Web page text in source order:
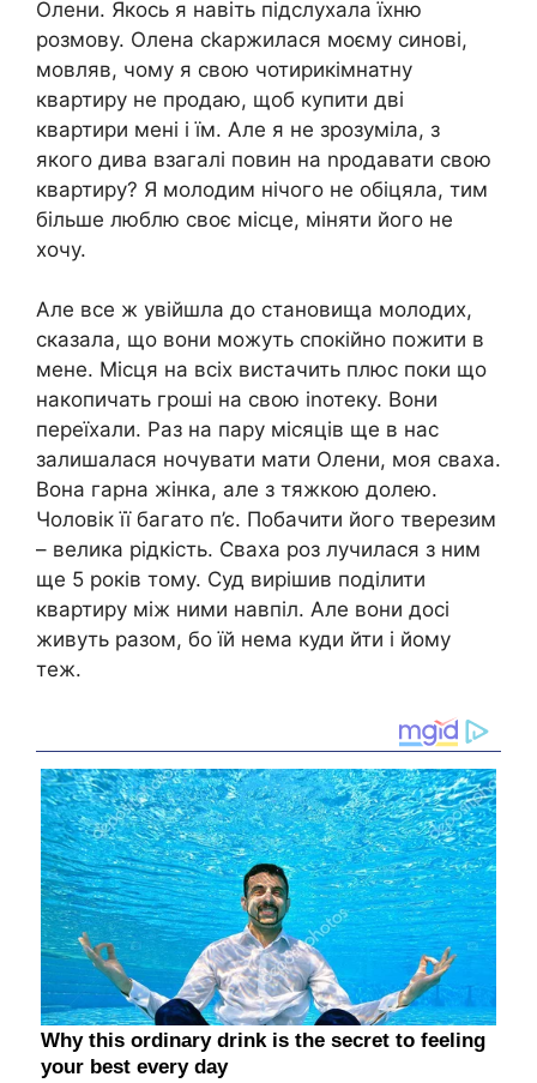
Олени. Якось я навіть підслухала їхню
розмову. Олена сkаржилася моєму синові,
мовляв, чому я свою чотирикімнатну
квартиру не продаю, щоб купити дві
квартири мені і їм. Але я не зрозуміла, з
якого дива взагалі повин на nродавати свою
квартиру? Я молодим нічого не обіцяла, тим
більше люблю своє місце, міняти його не
хочу.
Але все ж увійшла до становища молодих,
сказала, що вони можуть спокійно пожити в
мене. Місця на всіх вистачить плюс поки що
накопичать гроші на свою іnотеку. Вони
переїхали. Раз на пару місяців ще в нас
залишалася ночувати мати Олени, моя сваха.
Вона гарна жінка, але з тяжкою долею.
Чоловік її багато п’є. Побачити його тверезим
– велика рідкість. Сваха роз лучилася з ним
ще 5 років тому. Суд вирішив поділити
квартиру між ними навпіл. Але вони досі
живуть разом, бо їй нема куди йти і йому
теж.